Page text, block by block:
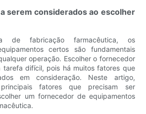
serem considerados ao escolher
de fabricação farmacêutica, os
certos são fundamentais
operação. Escolher o fornecedor
tarefa difícil, pois há muitos fatores que
em consideração. Neste artigo,
fatores que precisam ser
um fornecedor de equipamentos